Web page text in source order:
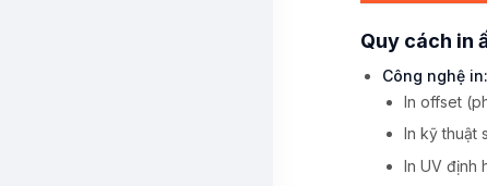
Quy cách in
Công nghệ in:
In offset
In kỹ thuật
In UV định